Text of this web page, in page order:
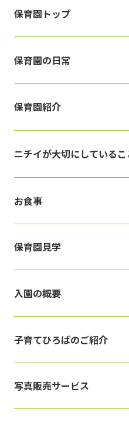
保育園トップ
保育園の日常
保育園紹介
ニチイが大切にしているこ
お食事
保育園見学
入園の概要
子育てひろばのご紹介
写真販売サービス